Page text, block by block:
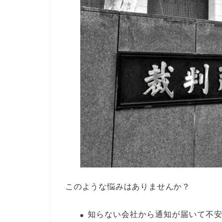
このような悩みはありませんか？
知らない会社から通知が届いて不